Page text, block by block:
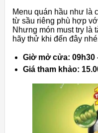
Menu quán hầu như là
từ sầu riêng phù hợp
Nhưng món must try là
hãy thử khi đến đây
Giờ mở cửa: 09h30
Giá tham khảo: